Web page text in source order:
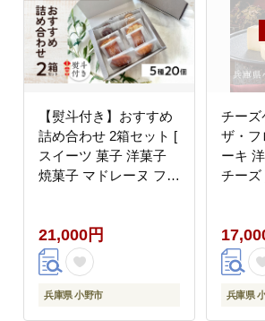
【熨斗付き】おすすめ
詰め合わせ 2箱セット [
スイーツ 菓子 洋菓子
焼菓子 マドレーヌ フィ
ゼント ]【のし(無地)】
21,000円
兵庫県 小野市
チーズ
ザ・フ
ーキ
チーズ
兵庫県